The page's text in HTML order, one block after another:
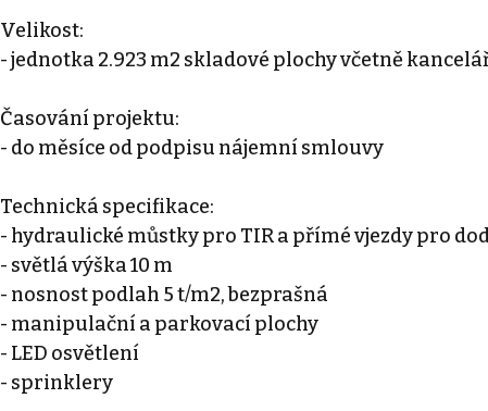
Velikost:
- jednotka 2.923 m2 skladové plochy včetně
Časování projektu:
- do měsíce od podpisu nájemní smlouvy
Technická specifikace:
- hydraulické můstky pro TIR a přímé vjezdy pro
- světlá výška 10 m
- nosnost podlah 5 t/m2, bezprašná
- manipulační a parkovací plochy
- LED osvětlení
- sprinklery